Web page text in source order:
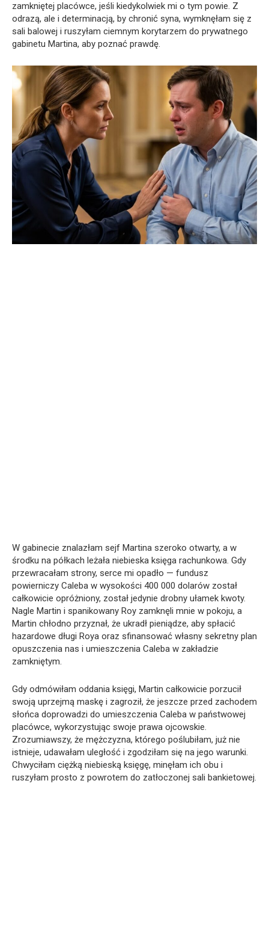
zamkniętej placówce, jeśli kiedykolwiek mi o tym powie. Z
odrazą, ale i determinacją, by chronić syna, wymknęłam się z
sali balowej i ruszyłam ciemnym korytarzem do prywatnego
gabinetu Martina, aby poznać prawdę.
W gabinecie znalazłam sejf Martina szeroko otwarty, a w
środku na półkach leżała niebieska księga rachunkowa. Gdy
przewracałam strony, serce mi opadło — fundusz
powierniczy Caleba w wysokości 400 000 dolarów został
całkowicie opróżniony, został jedynie drobny ułamek kwoty.
Nagle Martin i spanikowany Roy zamknęli mnie w pokoju, a
Martin chłodno przyznał, że ukradł pieniądze, aby spłacić
hazardowe długi Roya oraz sfinansować własny sekretny plan
opuszczenia nas i umieszczenia Caleba w zakładzie
zamkniętym.
Gdy odmówiłam oddania księgi, Martin całkowicie porzucił
swoją uprzejmą maskę i zagroził, że jeszcze przed zachodem
słońca doprowadzi do umieszczenia Caleba w państwowej
placówce, wykorzystując swoje prawa ojcowskie.
Zrozumiawszy, że mężczyzna, którego poślubiłam, już nie
istnieje, udawałam uległość i zgodziłam się na jego warunki.
Chwyciłam ciężką niebieską księgę, minęłam ich obu i
ruszyłam prosto z powrotem do zatłoczonej sali bankietowej.